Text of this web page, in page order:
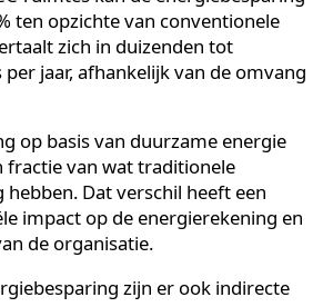
bedrijven realiseren met
maatregelen variëren sterk per
in technische omgevingen zoals
ruimtes kan de
ten opzichte van conventionele
zich in duizenden tot
per jaar, afhankelijk van de